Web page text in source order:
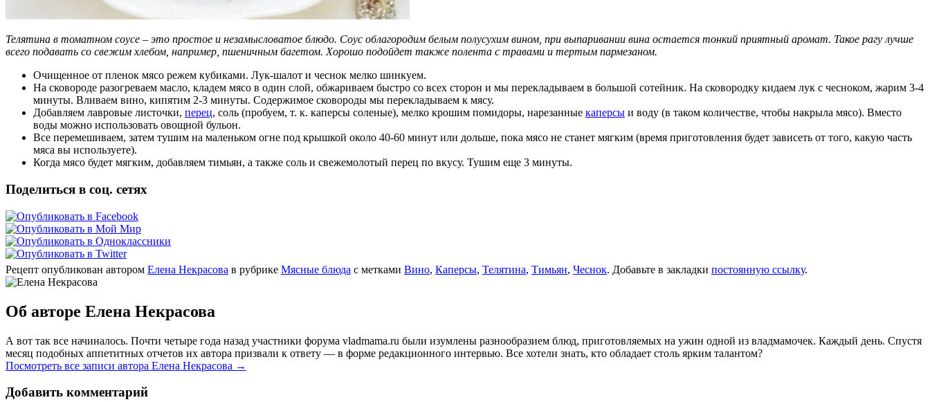
Телятина в томатном соусе – это простое и незамысловатое блюдо. Соус облагородим белым полусухим вином, при выпаривании вина остается тонкий приятный аромат. Такое рагу лучше
всего подавать со свежим хлебом, например, пшеничным багетом. Хорошо подойдет также полента с травами и тертым пармезаном.
Очищенное от пленок мясо режем кубиками. Лук-шалот и чеснок мелко шинкуем.
На сковороде разогреваем масло, кладем мясо в один слой, обжариваем быстро со всех сторон и мы перекладываем в большой сотейник. На сковородку кидаем лук с чесноком, жарим 3-4
минуты. Вливаем вино, кипятим 2-3 минуты. Содержимое сковороды мы перекладываем к мясу.
Добавляем лавровые листочки, перец, соль (пробуем, т. к. каперсы соленые), мелко крошим помидоры, нарезанные каперсы и воду (в таком количестве, чтобы накрыла мясо). Вместо
воды можно использовать овощной бульон.
Все перемешиваем, затем тушим на маленьком огне под крышкой около 40-60 минут или дольше, пока мясо не станет мягким (время приготовления будет зависеть от того, какую часть
мяса вы используете).
Когда мясо будет мягким, добавляем тимьян, а также соль и свежемолотый перец по вкусу. Тушим еще 3 минуты.
Поделиться в соц. сетях
Рецепт опубликован автором Елена Некрасова в рубрике Мясные блюда с метками Вино, Каперсы, Телятина, Тимьян, Чеснок. Добавьте в закладки постоянную ссылку.
Об авторе Елена Некрасова
А вот так все начиналось. Почти четыре года назад участники форума vladmama.ru были изумлены разнообразием блюд, приготовляемых на ужин одной из владмамочек. Каждый день. Спустя
месяц подобных аппетитных отчетов их автора призвали к ответу — в форме редакционного интервью. Все хотели знать, кто обладает столь ярким талантом?
Посмотреть все записи автора Елена Некрасова →
Добавить комментарий